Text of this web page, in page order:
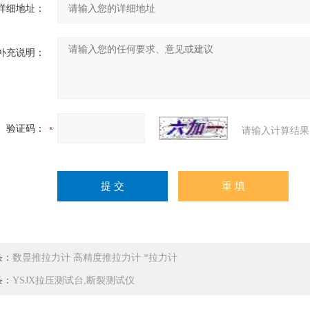
细地址：
充说明：
验证码： 请输入计算结
数显推拉力计 高精度推拉力计 *拉力计
YSJX拉压测试台,断裂测试仪